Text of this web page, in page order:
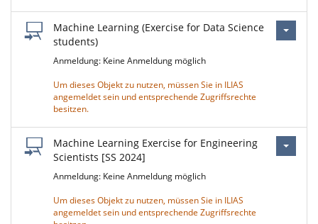
Machine Learning (Exercise for Data Science
students)
Anmeldung: Keine Anmeldung möglich
Um dieses Objekt zu nutzen, müssen Sie in ILIAS
angemeldet sein und entsprechende Zugriffsrechte
besitzen.
Machine Learning Exercise for Engineering
Scientists [SS 2024]
Anmeldung: Keine Anmeldung möglich
Um dieses Objekt zu nutzen, müssen Sie in ILIAS
angemeldet sein und entsprechende Zugriffsrechte